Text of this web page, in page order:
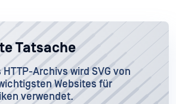
Tatsache
Archivs wird SVG von
Websites für
verwendet.